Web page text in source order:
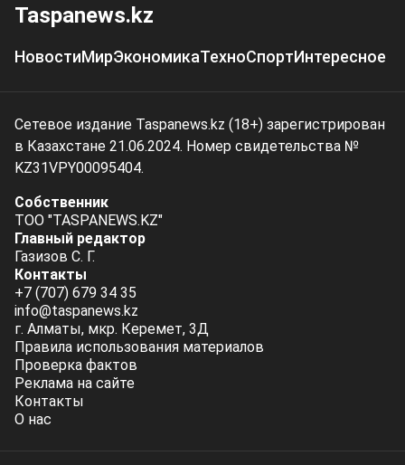
Taspanews.kz
НовостиМирЭкономикаТехноСпортИнтересное
Сетевое издание Taspanews.kz (18+) зарегистрирован
в Казахстане 21.06.2024. Номер свидетельства №
KZ31VPY00095404.
Собственник
ТОО "TASPANEWS.KZ"
Главный редактор
Газизов С. Г.
Контакты
+7 (707) 679 34 35
info@taspanews.kz
г. Алматы, мкр. Керемет, 3Д
Правила использования материалов
Проверка фактов
Реклама на сайте
Контакты
О нас